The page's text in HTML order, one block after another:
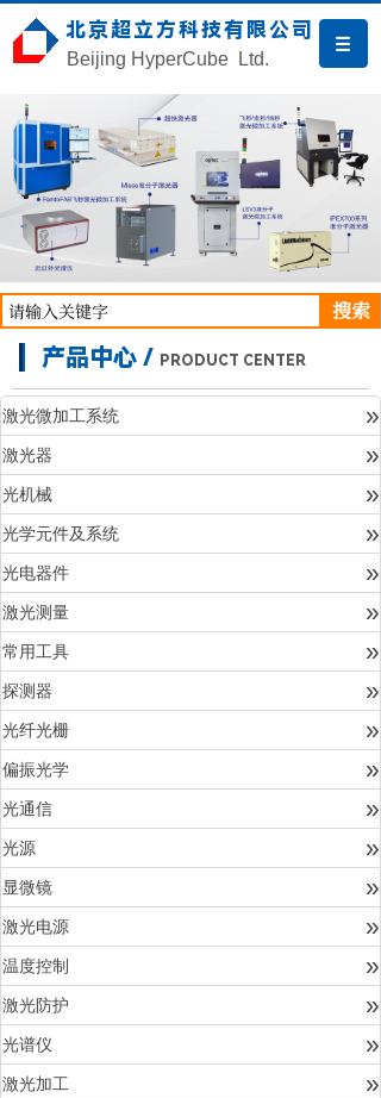
北京超立方科技有限公司
Beijing HyperCube Ltd.
搜索
产品中心 / PRODUCT CENTER
激光微加工系统 »
激光器 »
光机械 »
光学元件及系统 »
光电器件 »
激光测量 »
常用工具 »
探测器 »
光纤光栅 »
偏振光学 »
光通信 »
光源 »
显微镜 »
激光电源 »
温度控制 »
激光防护 »
光谱仪 »
激光加工 »